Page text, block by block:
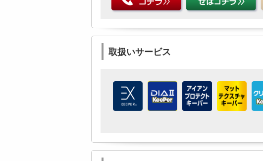
取扱いサービス